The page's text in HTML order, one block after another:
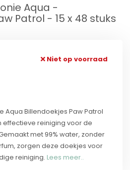
Aqua -
Patrol - 15 x 48 stuks
Niet op voorraad
Aqua Billendoekjes Paw Patrol
reiniging voor de
met 99% water, zonder
zorgen deze doekjes voor
reiniging. Lees meer..